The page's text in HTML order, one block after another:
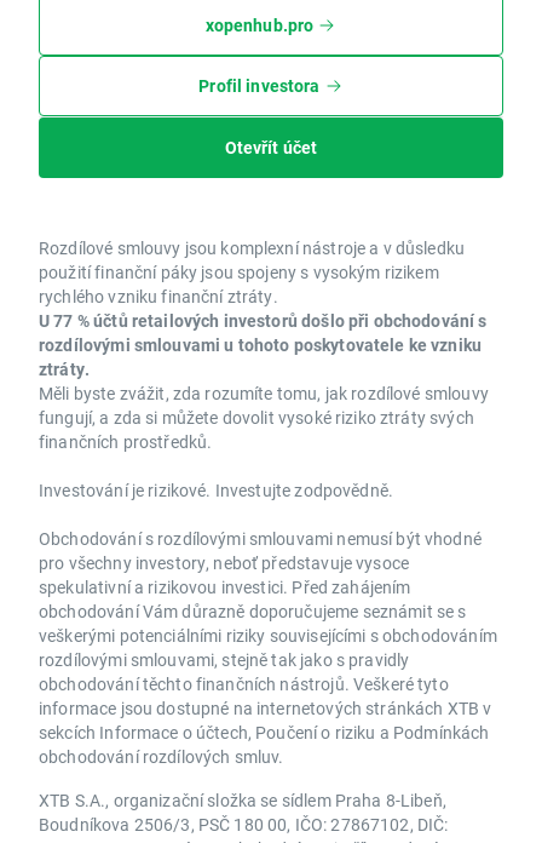
xopenhub.pro
Profil investora
Otevřít účet
Rozdílové smlouvy jsou komplexní nástroje a v důsledku
použití finanční páky jsou spojeny s vysokým rizikem
rychlého vzniku finanční ztráty.
U 77 % účtů retailových investorů došlo při obchodování s
rozdílovými smlouvami u tohoto poskytovatele ke vzniku
ztráty.
Měli byste zvážit, zda rozumíte tomu, jak rozdílové smlouvy
fungují, a zda si můžete dovolit vysoké riziko ztráty svých
finančních prostředků.
Investování je rizikové. Investujte zodpovědně.
Obchodování s rozdílovými smlouvami nemusí být vhodné
pro všechny investory, neboť představuje vysoce
spekulativní a rizikovou investici. Před zahájením
obchodování Vám důrazně doporučujeme seznámit se s
veškerými potenciálními riziky souvisejícími s obchodováním
rozdílovými smlouvami, stejně tak jako s pravidly
obchodování těchto finančních nástrojů. Veškeré tyto
informace jsou dostupné na internetových stránkách XTB v
sekcích Informace o účtech, Poučení o riziku a Podmínkách
obchodování rozdílových smluv.
XTB S.A., organizační složka se sídlem Praha 8-Libeň,
Boudníkova 2506/3, PSČ 180 00, IČO: 27867102, DIČ: